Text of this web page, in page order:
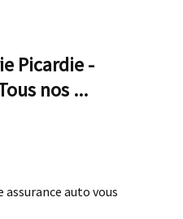
Picardie -
nos ...
assurance auto vous